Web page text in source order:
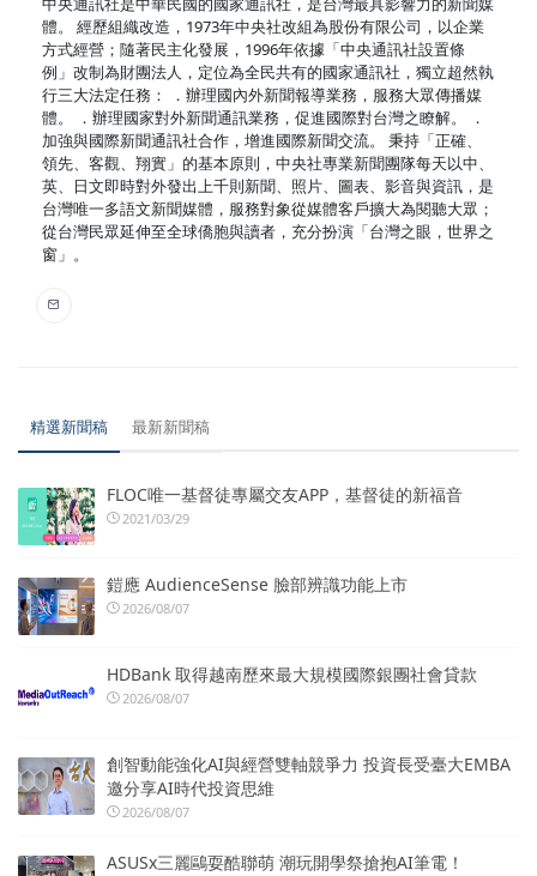
體。 經歷組織改造，1973年中央社改組為股份有限公司，以企業
方式經營；隨著民主化發展，1996年依據「中央通訊社設置條
例」改制為財團法人，定位為全民共有的國家通訊社，獨立超然執
行三大法定任務： ．辦理國內外新聞報導業務，服務大眾傳播媒
體。 ．辦理國家對外新聞通訊業務，促進國際對台灣之瞭解。 ．
加強與國際新聞通訊社合作，增進國際新聞交流。 秉持「正確、
領先、客觀、翔實」的基本原則，中央社專業新聞團隊每天以中、
英、日文即時對外發出上千則新聞、照片、圖表、影音與資訊，是
台灣唯一多語文新聞媒體，服務對象從媒體客戶擴大為閱聽大眾；
從台灣民眾延伸至全球僑胞與讀者，充分扮演「台灣之眼，世界之
窗」。
精選新聞稿 最新新聞稿
FLOC唯一基督徒專屬交友APP，基督徒的新福音
2021/03/29
鎧應 AudienceSense 臉部辨識功能上市
2026/08/07
HDBank 取得越南歷來最大規模國際銀團社會貸款
2026/08/07
創智動能強化AI與經營雙軸競爭力 投資長受臺大EMBA
邀分享AI時代投資思維
2026/08/07
ASUSx三麗鷗耍酷聯萌 潮玩開學祭搶抱AI筆電！